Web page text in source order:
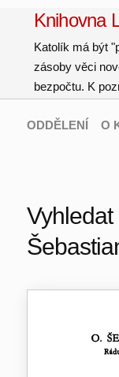
Knihovna
Katolík má být
zásoby věci
bezpočtu. K
ODDĚLENÍ O